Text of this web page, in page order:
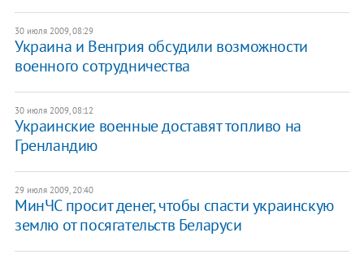
30 июля 2009, 08:29
Украина и Венгрия обсудили возможности
военного сотрудничества
30 июля 2009, 08:12
Украинские военные доставят топливо на
Гренландию
29 июля 2009, 20:40
МинЧС просит денег, чтобы спасти украинскую
землю от посягательств Беларуси